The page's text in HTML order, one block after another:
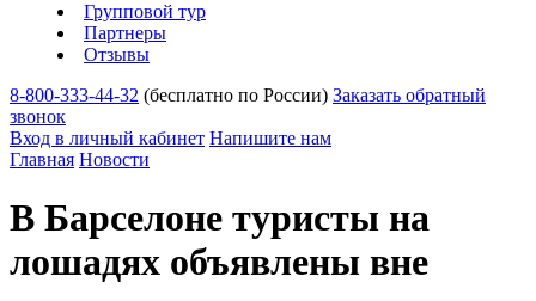
Групповой тур
Партнеры
Отзывы
8-800-333-44-32 (бесплатно по России) Заказать обратный
звонок
Вход в личный кабинет Напишите нам
Главная Новости
В Барселоне туристы на
лошадях объявлены вне